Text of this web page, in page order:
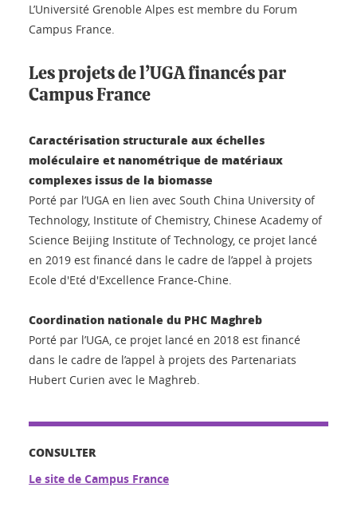
L’Université Grenoble Alpes est membre du Forum
Campus France.
Les projets de l’UGA financés par
Campus France
Caractérisation structurale aux échelles
moléculaire et nanométrique de matériaux
complexes issus de la biomasse
Porté par l’UGA en lien avec South China University of
Technology, Institute of Chemistry, Chinese Academy of
Science Beijing Institute of Technology, ce projet lancé
en 2019 est financé dans le cadre de l’appel à projets
Ecole d'Eté d'Excellence France-Chine.
Coordination nationale du PHC Maghreb
Porté par l’UGA, ce projet lancé en 2018 est financé
dans le cadre de l’appel à projets des Partenariats
Hubert Curien avec le Maghreb.
CONSULTER
Le site de Campus France